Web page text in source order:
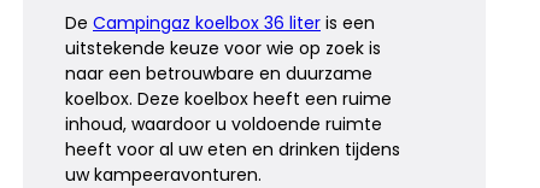
De Campingaz koelbox 36 liter is een
uitstekende keuze voor wie op zoek is
naar een betrouwbare en duurzame
koelbox. Deze koelbox heeft een ruime
inhoud, waardoor u voldoende ruimte
heeft voor al uw eten en drinken tijdens
uw kampeeravonturen.